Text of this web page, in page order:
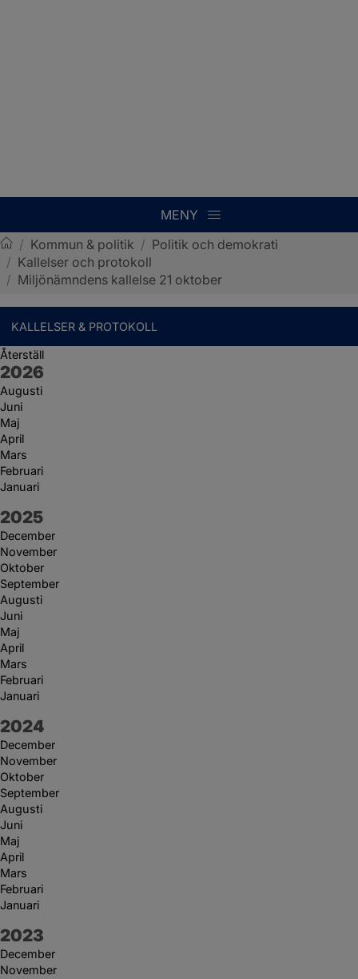
MENY
Sotenäs kommun
/ Kommun & politik / Politik och demokrati
/ Kallelser och protokoll
/ Miljönämndens kallelse 21 oktober
KALLELSER & PROTOKOLL
Återställ
År:
2026
Augusti
Juni
Maj
April
Mars
Februari
Januari
År:
2025
December
November
Oktober
September
Augusti
Juni
Maj
April
Mars
Februari
Januari
År:
2024
December
November
Oktober
September
Augusti
Juni
Maj
April
Mars
Februari
Januari
År:
2023
December
November